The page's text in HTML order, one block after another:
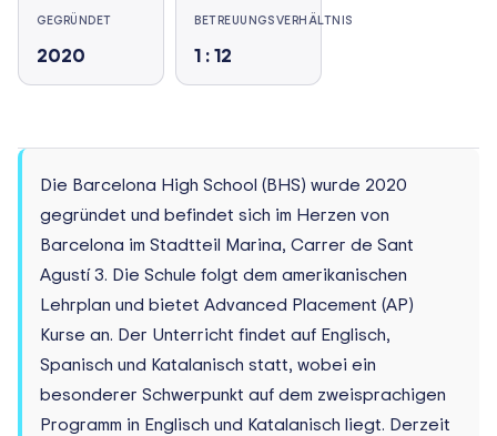
GEGRÜNDET
2020
BETREUUNGSVERHÄLTNIS
1 : 12
Die Barcelona High School (BHS) wurde 2020
gegründet und befindet sich im Herzen von
Barcelona im Stadtteil Marina, Carrer de Sant
Agustí 3. Die Schule folgt dem amerikanischen
Lehrplan und bietet Advanced Placement (AP)
Kurse an. Der Unterricht findet auf Englisch,
Spanisch und Katalanisch statt, wobei ein
besonderer Schwerpunkt auf dem zweisprachigen
Programm in Englisch und Katalanisch liegt. Derzeit